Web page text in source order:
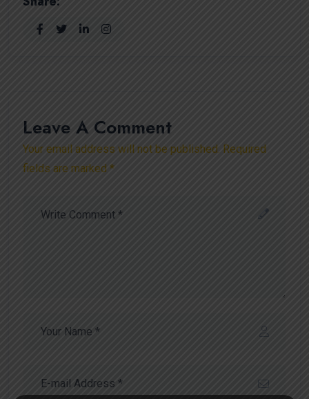
Leave A Comment
Your email address will not be published. Required
fields are marked *